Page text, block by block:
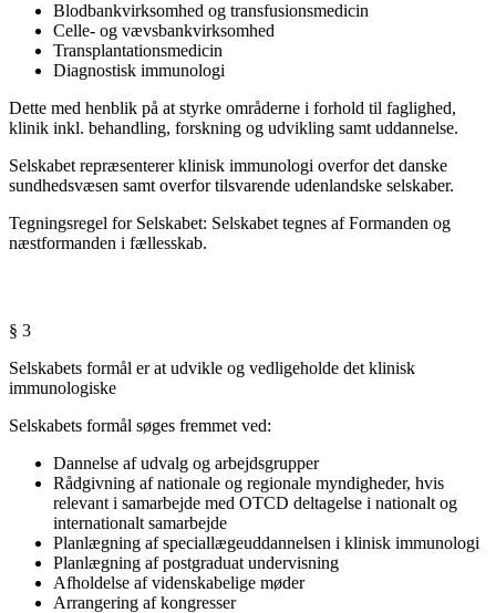
Blodbankvirksomhed og transfusionsmedicin
Celle- og vævsbankvirksomhed
Transplantationsmedicin
Diagnostisk immunologi
Dette med henblik på at styrke områderne i forhold til faglighed,
klinik inkl. behandling, forskning og udvikling samt uddannelse.
Selskabet repræsenterer klinisk immunologi overfor det danske
sundhedsvæsen samt overfor tilsvarende udenlandske selskaber.
Tegningsregel for Selskabet: Selskabet tegnes af Formanden og
næstformanden i fællesskab.
§ 3
Selskabets formål er at udvikle og vedligeholde det klinisk
immunologiske
Selskabets formål søges fremmet ved:
Dannelse af udvalg og arbejdsgrupper
Rådgivning af nationale og regionale myndigheder, hvis
relevant i samarbejde med OTCD deltagelse i nationalt og
internationalt samarbejde
Planlægning af speciallægeuddannelsen i klinisk immunologi
Planlægning af postgraduat undervisning
Afholdelse af videnskabelige møder
Arrangering af kongresser